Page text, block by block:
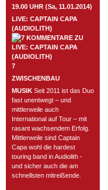
19.00 UHR (Sa, 11.01.2014)
LIVE: CAPTAIN CAPA
(AUDIOLITH)
7
ZWISCHENBAU
MUSIK Seit 2011 ist das Duo
fast unentwegt – und
mittlerweile auch
International auf Tour – mit
rasant wachsendem Erfolg.
Mittlerweile sind Captain
Capa wohl die hardest
touring band in Audiolith -
und sicher auch die am
schnellsten mitreißende.